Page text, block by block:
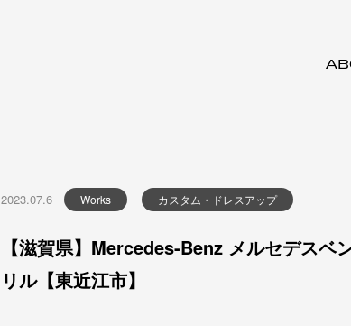
2023.07.6 Works カスタム・ドレスアップ
【滋賀県】Mercedes-Benz メルセデス
リル【東近江市】